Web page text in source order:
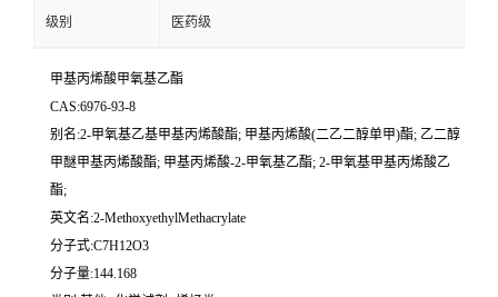
级别 医药级
甲基丙烯酸甲氧基乙酯
CAS:6976-93-8
别名:2-甲氧基乙基甲基丙烯酸酯; 甲基丙烯酸(二乙二醇单甲)酯; 乙二醇
甲醚甲基丙烯酸酯; 甲基丙烯酸-2-甲氧基乙酯; 2-甲氧基甲基丙烯酸乙
酯;
英文名:2-MethoxyethylMethacrylate
分子式:C7H12O3
分子量:144.168